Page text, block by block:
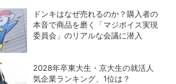
ドンキはなぜ売れるのか？購入者の
本音で商品を磨く「マジボイス実現
委員会」のリアルな会議に潜入
2028年卒東大生・京大生の就活人
気企業ランキング、1位は？